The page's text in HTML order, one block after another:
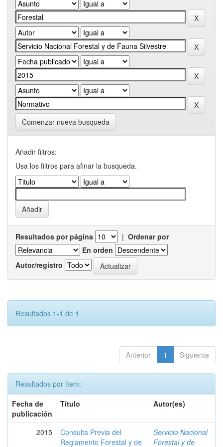
Comenzar nueva busqueda
Añadir filtros:
Usa los filtros para afinar la busqueda.
Resultados por página | Ordenar por
En orden
Autor/registro
Resultados 1-1 de 1.
Anterior 1 Siguiente
Resultados por ítem:
Fecha de
publicación
Título Autor(es)
2015
Consulta Previa del
Reglamento Forestal y de
Servicio Nacional
Forestal y de